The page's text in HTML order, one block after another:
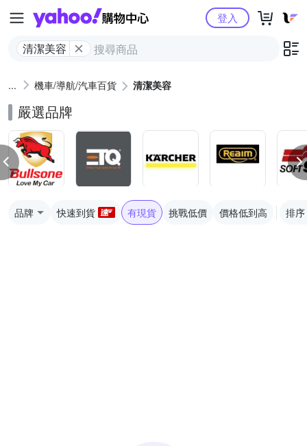
Yahoo購物中心
清潔美容
登入
機車/導航/汽車百貨 清潔美容
嚴選品牌
品牌 快速到貨 有現貨 挑戰低價 價格低到高 排序